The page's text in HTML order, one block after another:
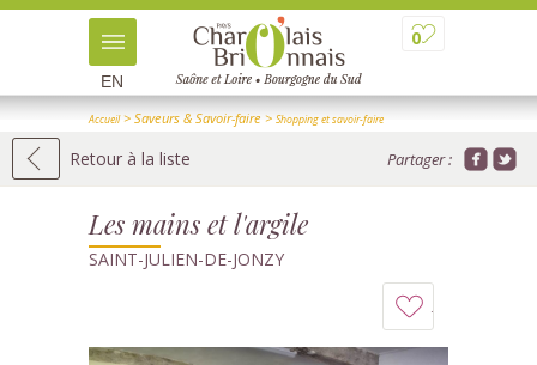
0
EN
Accueil> Saveurs & Savoir-faire > Shopping et savoir-faire
Retour à la liste Partager :
Les mains et l'argile
SAINT-JULIEN-DE-JONZY
à